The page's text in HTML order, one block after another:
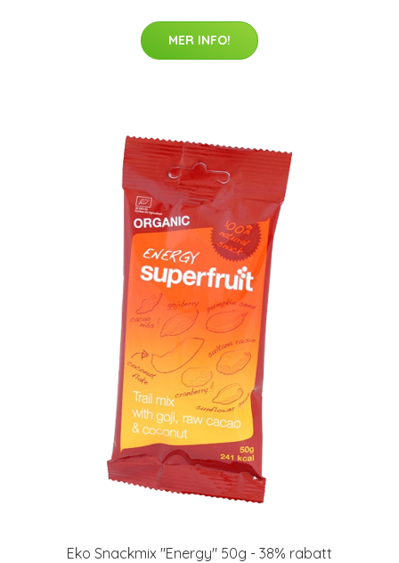
MER INFO!
Eko Snackmix "Energy" 50g - 38% rabatt